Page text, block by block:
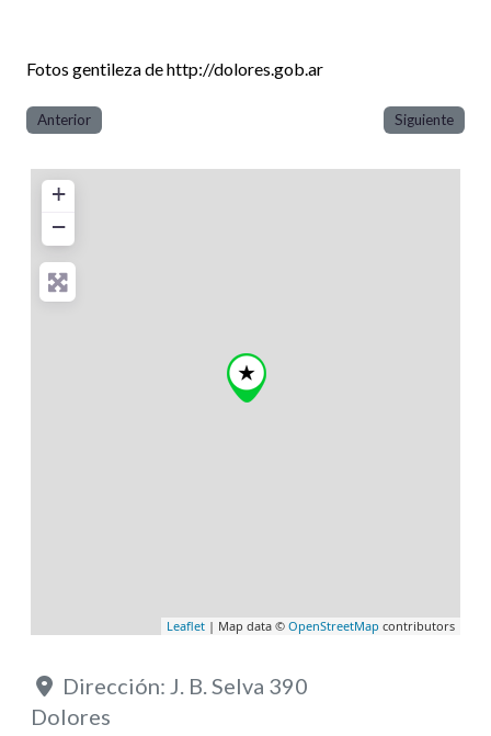
Fotos gentileza de http://dolores.gob.ar
Anterior Siguiente
+
−
Leaflet | Map data © OpenStreetMap contributors
Dirección: J. B. Selva 390
Dolores